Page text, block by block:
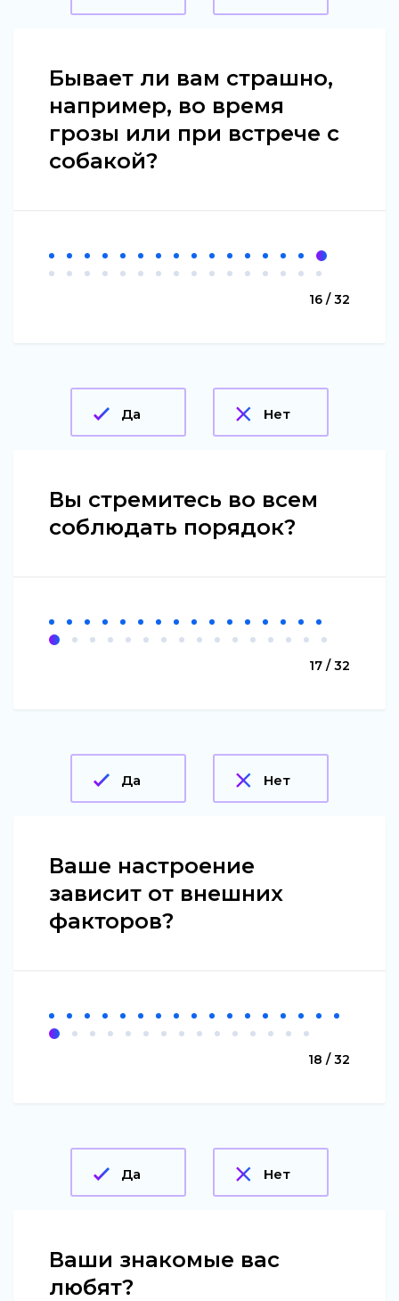
Бывает ли вам страшно,
например, во время
грозы или при встрече с
собакой?
16 / 32
Да Нет
Вы стремитесь во всем
соблюдать порядок?
17 / 32
Да Нет
Ваше настроение
зависит от внешних
факторов?
18 / 32
Да Нет
Ваши знакомые вас
любят?